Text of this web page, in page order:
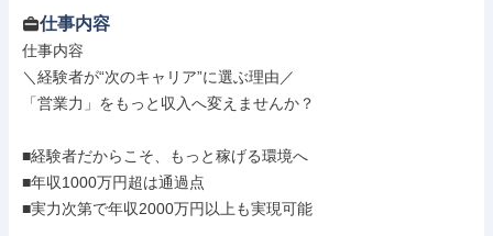
仕事内容
仕事内容
＼経験者が“次のキャリア”に選ぶ理由／
「営業力」をもっと収入へ変えませんか？
■経験者だからこそ、もっと稼げる環境へ
■年収1000万円超は通過点
■実力次第で年収2000万円以上も実現可能